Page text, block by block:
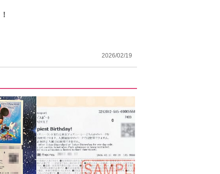
2026/02/19